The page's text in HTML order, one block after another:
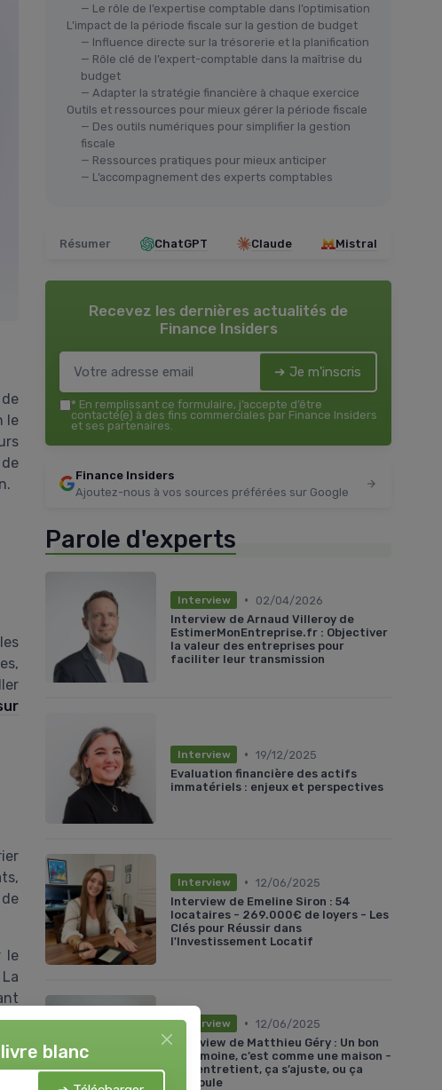
le
le
et
— Le rôle de l’expertise comptable dans l’optimisation
L’impact de la période fiscale sur la gestion de budget
— Influence directe sur la trésorerie et la planification
— Rôle clé de l’expert-comptable dans la maîtrise du
budget
— Adapter la stratégie financière à chaque exercice
Outils et ressources pour mieux gérer la période fiscale
— Des outils numériques pour simplifier la gestion
fiscale
— Ressources pratiques pour mieux anticiper
— L’accompagnement des experts comptables
Résumer ChatGPT Claude Mistral
Recevez les dernières actualités de
Finance Insiders
➔ Je m'inscris
* En remplissant ce formulaire, j’accepte d’être
contacté(e) à des fins commerciales par Finance Insiders
et ses partenaires.
Finance Insiders
Ajoutez-nous à vos sources préférées sur Google
Parole d'experts
Interview •
02/04/2026
Interview de Arnaud Villeroy de
EstimerMonEntreprise.fr : Objectiver
la valeur des entreprises pour
faciliter leur transmission
Interview • 19/12/2025
Evaluation financière des actifs
immatériels : enjeux et perspectives
Interview • 12/06/2025
Interview de Emeline Siron : 54
locataires - 269.000€ de loyers - Les
Clés pour Réussir dans
l'Investissement Locatif
Interview • 12/06/2025
Interview de Matthieu Géry : Un bon
patrimoine, c’est comme une maison -
Ça s’entretient, ça s’ajuste, ou ça
s’écroule
blanc